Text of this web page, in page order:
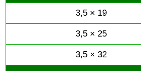
3,5 × 19
3,5 × 25
3,5 × 32